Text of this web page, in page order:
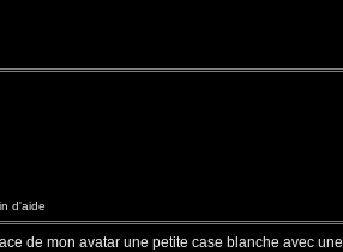
d'aide
de mon avatar une petite case blanche avec